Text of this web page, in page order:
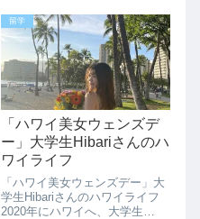
留学
「ハワイ美女ウェンズデ
ー」大学生Hibariさんのハ
ワイライフ
「ハワイ美女ウェンズデー」大
学生Hibariさんのハワイライフ
2020年にハワイへ、大学生